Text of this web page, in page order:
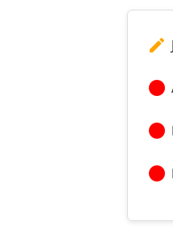
edit
circle
circle
circle